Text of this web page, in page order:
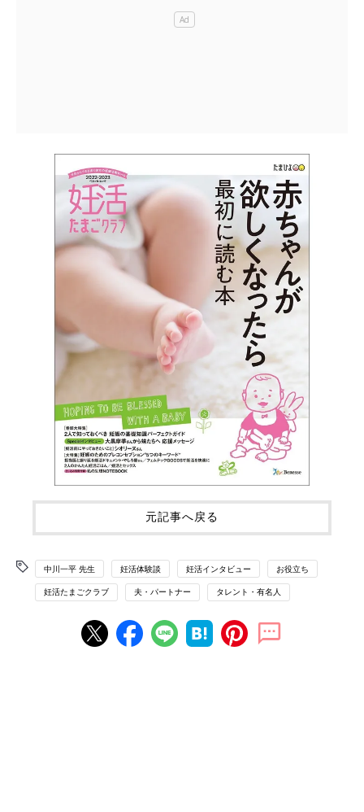
元記事へ戻る
中川一平 先生 妊活体験談 妊活インタビュー お役立ち
妊活たまごクラブ 夫・パートナー タレント・有名人